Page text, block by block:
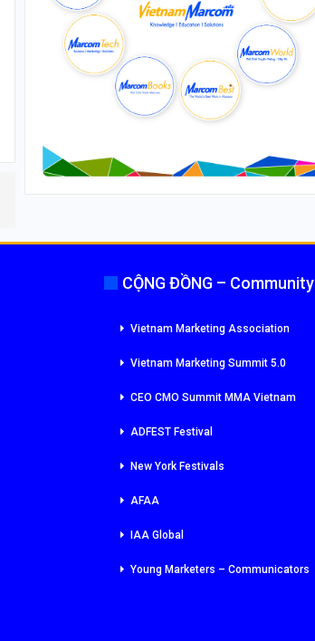
CỘNG ĐỒNG – Community
Vietnam Marketing Association
Vietnam Marketing Summit 5.0
CEO CMO Summit MMA Vietnam
ADFEST Festival
New York Festivals
AFAA
IAA Global
Young Marketers – Communicators